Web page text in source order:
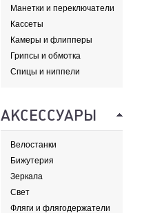
Манетки и переключатели
Кассеты
Камеры и флипперы
Грипсы и обмотка
Спицы и ниппели
АКСЕССУАРЫ
Велостанки
Бижутерия
Зеркала
Свет
Фляги и флягодержатели